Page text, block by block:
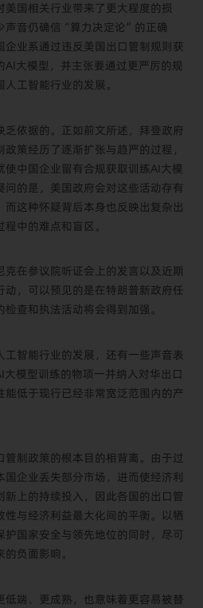
国相关行业带来了更大程度的损
声音仍确信“算力决定论”的正确
业系通过违反美国出口管制规则获
大模型，并主张要通过更严厉的规
工智能行业的发展。
依据的。正如前文所述，拜登政府
策经历了逐渐扩张与趋严的过程，
使中国企业留有合规获取训练AI大模
的是，美国政府会对这些活动存有
这种怀疑背后本身也反映出复杂出
中的难点和盲区。
在参议院听证会上的发言以及近期
，可以预见的是在特朗普新政府任
查和执法活动将会得到加强。
智能行业的发展，还有一些声音表
模型训练的物项一并纳入对华出口
低于现行已经非常宽泛范围内的产
制政策的根本目的相背离。由于过
企业丢失部分市场，进而使经济利
上的持续投入，因此各国的出口管
与经济利益最大化间的平衡。以牺
国家安全与领先地位的同时，尽可
负面影响。
端、更成熟，也意味着更容易被替